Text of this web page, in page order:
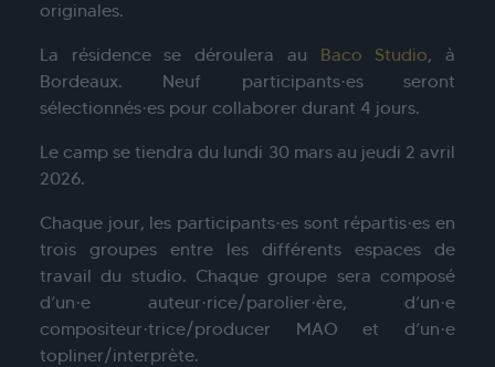
originales.
La résidence se déroulera au Baco Studio, à
Bordeaux. Neuf participants·es seront
sélectionnés·es pour collaborer durant 4 jours.
Le camp se tiendra du lundi 30 mars au jeudi 2 avril
2026.
Chaque jour, les participants·es sont répartis·es en
trois groupes entre les différents espaces de
travail du studio. Chaque groupe sera composé
d’un·e auteur·rice/parolier·ère, d’un·e
compositeur·trice/producer MAO et d’un·e
topliner/interprète.